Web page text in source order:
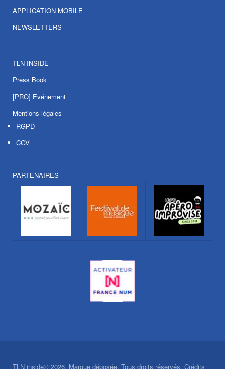
APPLICATION MOBILE
NEWSLETTERS
TLN INSIDE
Press Book
[PRO] Evénement
Mentions légales
RGPD
CGV
PARTENAIRES
TLN inside® 2026. Marque déposée. Tous droits réservés. Crédits